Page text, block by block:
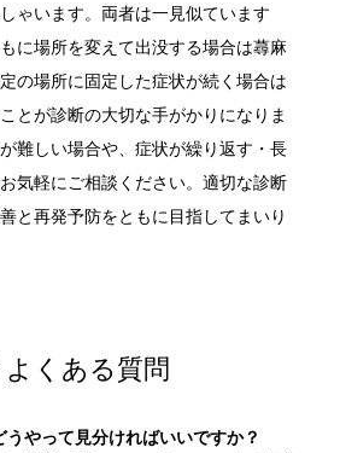
ゃいます。両者は一見似ています
に場所を変えて出没する場合は蕁麻
の場所に固定した症状が続く場合は
とが診断の大切な手がかりになりま
難しい場合や、症状が繰り返す・長
気軽にご相談ください。適切な診断
と再発予防をともに目指してまいり
よくある質問
やって見分ければいいですか？